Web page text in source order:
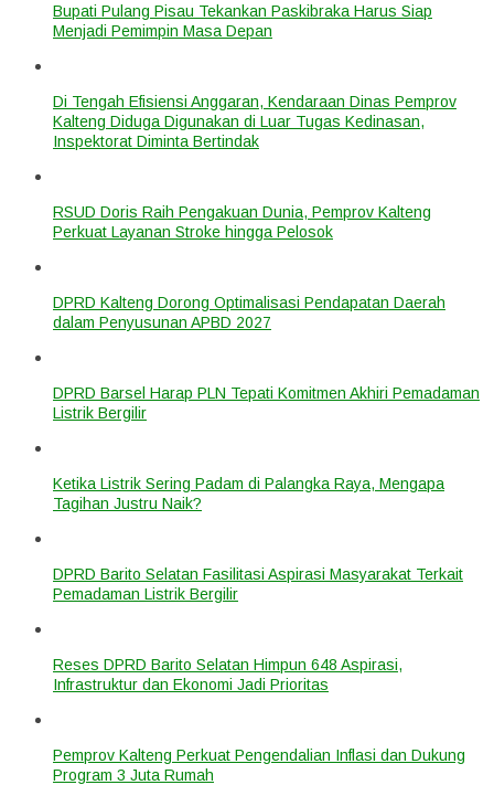
Bupati Pulang Pisau Tekankan Paskibraka Harus Siap
Menjadi Pemimpin Masa Depan
Di Tengah Efisiensi Anggaran, Kendaraan Dinas Pemprov
Kalteng Diduga Digunakan di Luar Tugas Kedinasan,
Inspektorat Diminta Bertindak
RSUD Doris Raih Pengakuan Dunia, Pemprov Kalteng
Perkuat Layanan Stroke hingga Pelosok
DPRD Kalteng Dorong Optimalisasi Pendapatan Daerah
dalam Penyusunan APBD 2027
DPRD Barsel Harap PLN Tepati Komitmen Akhiri Pemadaman
Listrik Bergilir
Ketika Listrik Sering Padam di Palangka Raya, Mengapa
Tagihan Justru Naik?
DPRD Barito Selatan Fasilitasi Aspirasi Masyarakat Terkait
Pemadaman Listrik Bergilir
Reses DPRD Barito Selatan Himpun 648 Aspirasi,
Infrastruktur dan Ekonomi Jadi Prioritas
Pemprov Kalteng Perkuat Pengendalian Inflasi dan Dukung
Program 3 Juta Rumah